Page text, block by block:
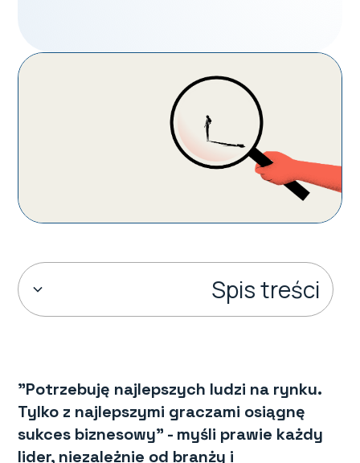
"Potrzebuję najlepszych ludzi na rynku.
Tylko z najlepszymi graczami osiągnę
sukces biznesowy" - myśli prawie każdy
lider, niezależnie od branży i
Spis treści
A co z graczami B?
Czy wciąż mamy rynek pracownika?